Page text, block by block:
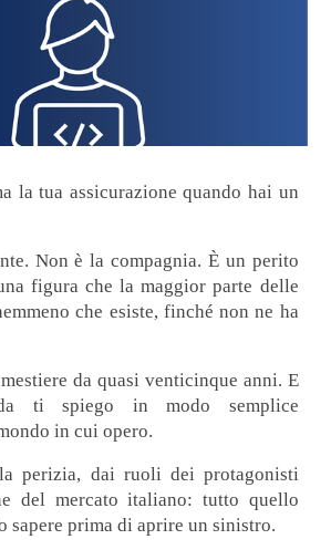
la tua assicurazione quando hai un
Non è la compagnia. È un perito
figura che la maggior parte delle
che esiste, finché non ne ha
da quasi venticinque anni. E
ti spiego in modo semplice
in cui opero.
perizia, dai ruoli dei protagonisti
del mercato italiano: tutto quello
sapere prima di aprire un sinistro.